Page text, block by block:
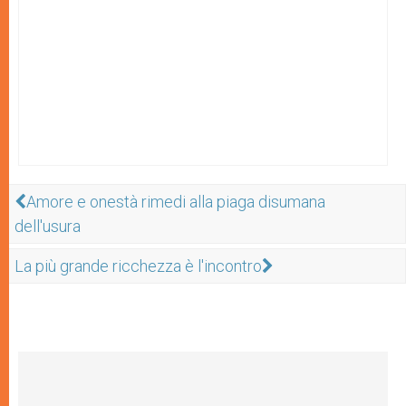
Amore e onestà rimedi alla piaga disumana
dell'usura
La più grande ricchezza è l'incontro